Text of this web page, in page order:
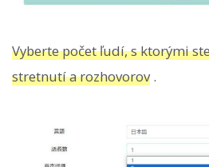
Vyberte počet ľudí, s ktorými
stretnutí a rozhovorov.